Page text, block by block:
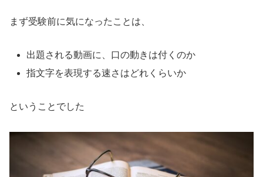
まず受験前に気になったことは、
出題される動画に、口の動きは付くのか
指文字を表現する速さはどれくらいか
ということでした